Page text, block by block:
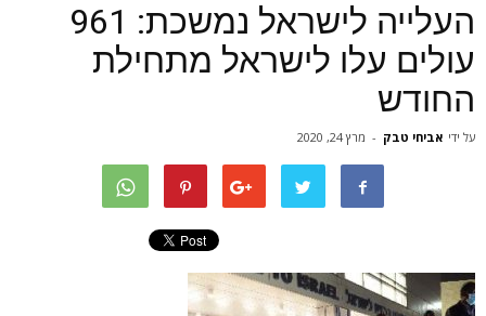
העלייה לישראל נמשכת: 961
עולים עלו לישראל מתחילת
החודש
על ידי אביחי טבק - מרץ 24, 2020